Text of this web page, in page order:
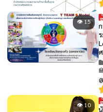
👁 15
👁 10